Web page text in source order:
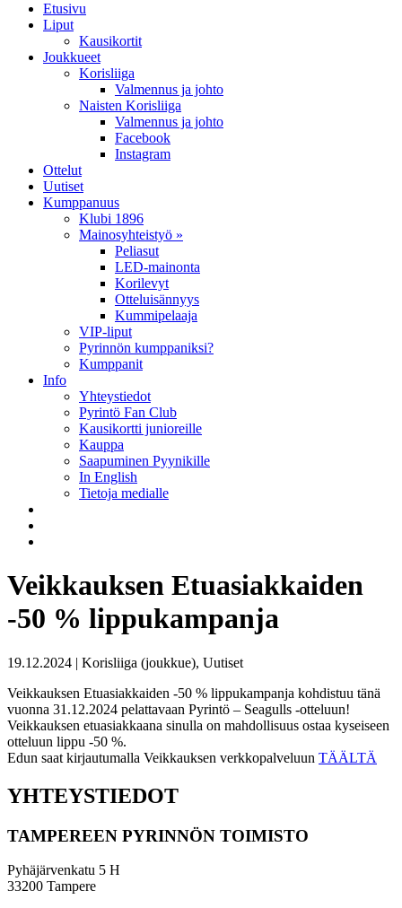
Etusivu
Liput
Kausikortit
Joukkueet
Korisliiga
Valmennus ja johto
Naisten Korisliiga
Valmennus ja johto
Facebook
Instagram
Ottelut
Uutiset
Kumppanuus
Klubi 1896
Mainosyhteistyö »
Peliasut
LED-mainonta
Korilevyt
Otteluisännyys
Kummipelaaja
VIP-liput
Pyrinnön kumppaniksi?
Kumppanit
Info
Yhteystiedot
Pyrintö Fan Club
Kausikortti junioreille
Kauppa
Saapuminen Pyynikille
In English
Tietoja medialle
Veikkauksen Etuasiakkaiden
-50 % lippukampanja
19.12.2024 | Korisliiga (joukkue), Uutiset
Veikkauksen Etuasiakkaiden -50 % lippukampanja kohdistuu tänä
vuonna 31.12.2024 pelattavaan Pyrintö – Seagulls -otteluun!
Veikkauksen etuasiakkaana sinulla on mahdollisuus ostaa kyseiseen
otteluun lippu -50 %.
Edun saat kirjautumalla Veikkauksen verkkopalveluun TÄÄLTÄ
YHTEYSTIEDOT
TAMPEREEN PYRINNÖN TOIMISTO
Pyhäjärvenkatu 5 H
33200 Tampere